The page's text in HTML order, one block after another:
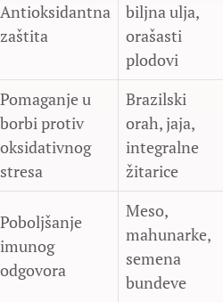
Antioksidantna
zaštita
biljna ulja,
orašasti
plodovi
Pomaganje u
borbi protiv
oksidativnog
stresa
Brazilski
orah, jaja,
integralne
žitarice
Poboljšanje
imunog
odgovora
Meso,
mahunarke,
semena
bundeve